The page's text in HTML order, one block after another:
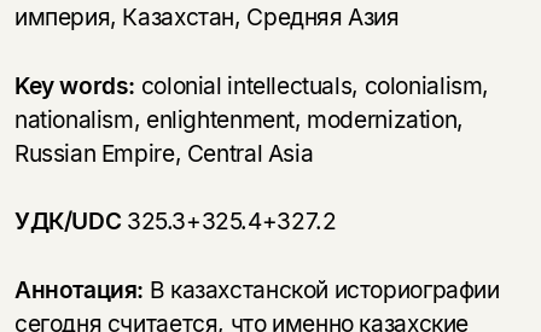
империя, Казахстан, Средняя Азия
Key words: colonial intellectuals, colonialism,
nationalism, enlightenment, modernization,
Russian Empire, Central Asia
УДК/UDC 325.3+325.4+327.2
Аннотация: В казахстанcкой историографии
сегодня считается, что именно казахские